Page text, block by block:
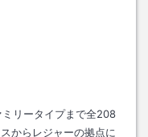
リータイプまで全208
からレジャーの拠点に